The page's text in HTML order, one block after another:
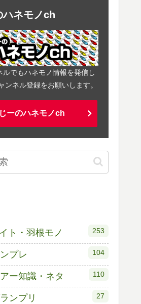
ハネモノch
ルでもハネモノ情報を発信し
ンネル登録をお願いします。
ーのハネモノch
ト・羽根モノ 253
プレ 104
ー知識・ネタ 110
ンプリ 27